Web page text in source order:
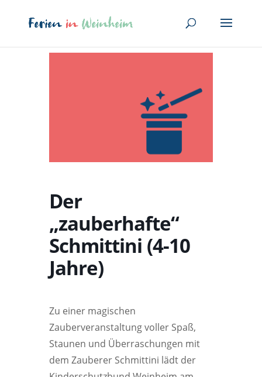
Der
„zauberhafte“
Schmittini (4-10
Jahre)
Zu einer magischen
Zauberveranstaltung voller Spaß,
Staunen und Überraschungen mit
dem Zauberer Schmittini lädt der